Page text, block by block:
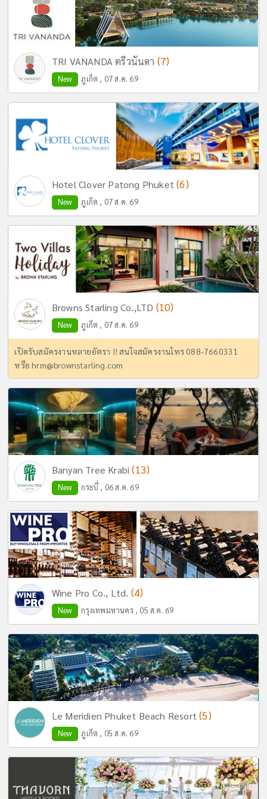
TRI VANANDA ตรีวนันดา (7)
New ภูเก็ต , 07 ส.ค. 69
Hotel Clover Patong Phuket(6)
New ภูเก็ต , 07 ส.ค. 69
Browns Starling Co.,LTD (10)
New ภูเก็ต , 07 ส.ค. 69
เปิดรับสมัครงานหลายอัตรา !! สนใจสมัครงานโทร 088-7660331
หรือhrm@brownstarling.com
Banyan Tree Krabi(13)
New กระบี่ , 06 ส.ค. 69
Wine Pro Co., Ltd. (4)
New กรุงเทพมหานคร , 05 ส.ค. 69
Le Meridien Phuket Beach Resort(5)
New ภูเก็ต , 05 ส.ค. 69